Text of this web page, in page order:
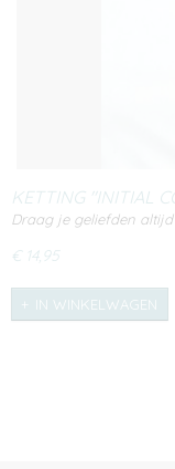
KETTING "INITIAL
Draag je geliefden altijd
€ 14,95
IN WINKELWAGEN